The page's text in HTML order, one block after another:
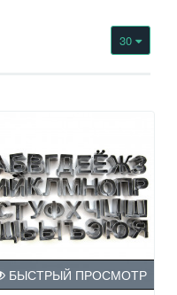
30
БЫСТРЫЙ ПРОСМОТР